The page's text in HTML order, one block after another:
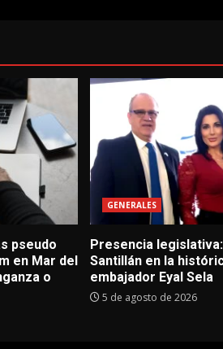
pseudo
en Mar del
o
GENERALES
Presencia
Santillán en la
embajador Eyal Sela
5 de agosto de 2026